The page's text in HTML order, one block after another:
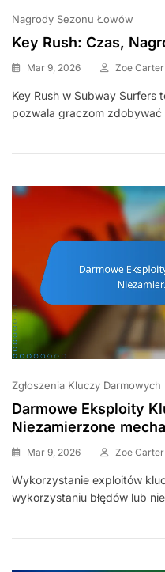
Nagrody Sezonu Łowów
Key Rush: Czas,
Mar 9, 2026 Zoe Carter
Key Rush w Subway
pozwala graczom
Zgłoszenia Kluczy Darmowych
Darmowe Eksploity
Niezamierzone
Mar 9, 2026 Zoe Carter
Wykorzystanie exploitów
wykorzystaniu błędów lub